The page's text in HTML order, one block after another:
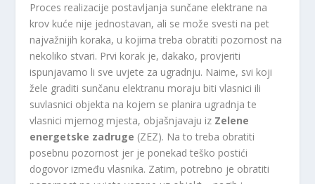
Proces realizacije postavljanja sunčane elektrane na
krov kuće nije jednostavan, ali se može svesti na pet
najvažnijih koraka, u kojima treba obratiti pozornost na
nekoliko stvari. Prvi korak je, dakako, provjeriti
ispunjavamo li sve uvjete za ugradnju. Naime, svi koji
žele graditi sunčanu elektranu moraju biti vlasnici ili
suvlasnici objekta na kojem se planira ugradnja te
vlasnici mjernog mjesta, objašnjavaju iz Zelene
energetske zadruge (ZEZ). Na to treba obratiti
posebnu pozornost jer je ponekad teško postići
dogovor između vlasnika. Zatim, potrebno je obratiti